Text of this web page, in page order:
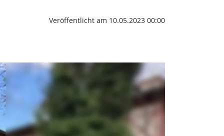
Veröffentlicht am 10.05.2023 00:00